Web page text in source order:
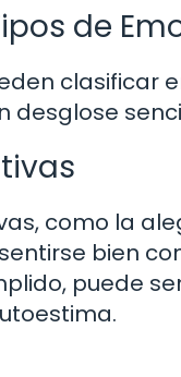
de
clasificar
desglose
como la
bien
puede